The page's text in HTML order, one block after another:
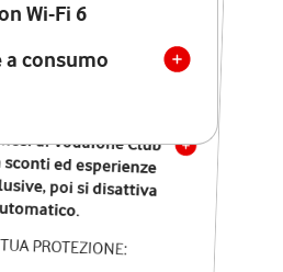
Wi-Fi 6
a consumo
illimitate verso
fissi e mobili
di Vodafone Club
sconti ed esperienze
poi si disattiva
PROTEZIONE: